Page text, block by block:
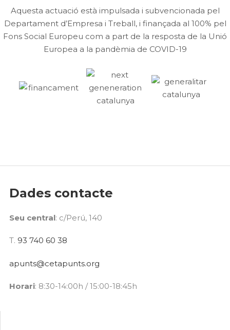
Aquesta actuació està impulsada i subvencionada pel
Departament d’Empresa i Treball, i finançada al 100% pel
Fons Social Europeu com a part de la resposta de la Unió
Europea a la pandèmia de COVID-19
Dades contacte
Seu central: c/Perú, 140
T. 93 740 60 38
apunts@cetapunts.org
Horari: 8:30-14:00h / 15:00-18:45h